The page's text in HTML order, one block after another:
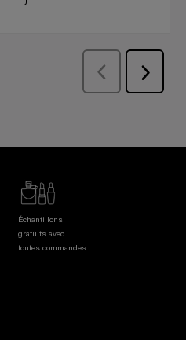
Échantillons
gratuits avec
toutes commandes